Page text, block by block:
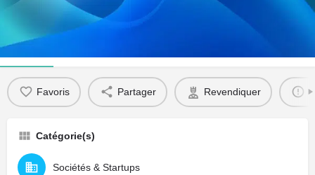
Nicolas Joneaux
Profil
Favoris Partager Revendiquer
Catégorie(s)
Sociétés & Startups